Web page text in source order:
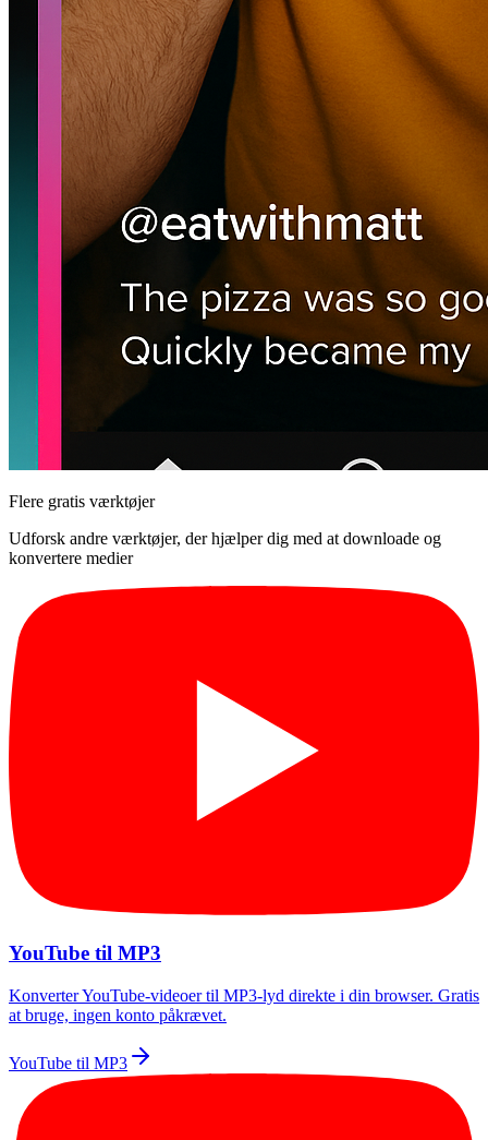
Flere gratis værktøjer
Udforsk andre værktøjer, der hjælper dig med at downloade og
konvertere medier
YouTube til MP3
Konverter YouTube-videoer til MP3-lyd direkte i din browser. Gratis
at bruge, ingen konto påkrævet.
YouTube til MP3